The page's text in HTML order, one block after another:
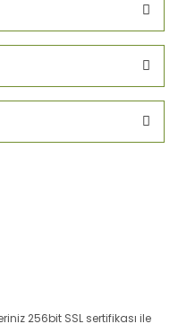
256bit SSL sertifikası ile